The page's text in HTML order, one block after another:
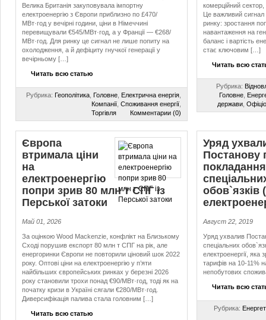
Велика Британія закуповувала імпортну
електроенергію з Європи приблизно по £470/
МВт·год у вечірні години, ціни в Німеччині
перевищували €545/МВт·год, а у Франції — €268/
МВт·год. Для ринку це сигнал не лише попиту на
охолодження, а й дефіциту гнучкої генерації у
вечірньому […]
Читать всю статью
Рубрика: Геополітика Головне Електрична енергія
Компанії Споживання енергії
Торгівля
Комментарии (0)
комерційний
Це важливий сигнал
ринку: зростання
навантаження на
баланс і вартість
стає ключовим […]
Читать всю
Рубрика:
Головне
держави
Європа
втримала ціни
на
електроенергію
попри зрив 80 млн т СПГ із
Перської затоки
Май 01, 2026
За оцінкою Wood Mackenzie, конфлікт на Близькому
Сході порушив експорт 80 млн т СПГ на рік, але
енергоринки Європи не повторили ціновий шок 2022
року. Оптові ціни на електроенергію у п’яти
найбільших європейських ринках у березні 2026
року становили трохи понад €90/МВт·год, тоді як на
початку кризи в Україні сягали €280/МВт·год.
Диверсифікація палива стала головним […]
Читать всю статью
Уряд
Постанову
покладання
Август 22, 2019
Уряд ухвалив
спеціальних
електроенергії,
тарифів на 10-11%
непобутових
Читать всю
Рубрика: